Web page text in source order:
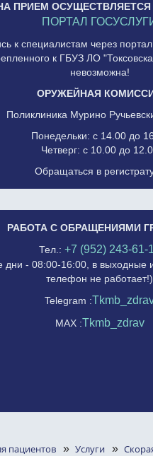
ПРИЕМ ОСУЩЕСТВЛЯЕТСЯ
ПОРТАЛ
к специалистам через
к ГБУЗ ЛО
невозможна!
ОРУЖЕЙНАЯ
Поликлиника Мурино
Понедельки: с 14.00 до
Четверг: с 10.00 до
Обращаться в
РАБОТА С ОБРАЩЕНИЯМИ
Тел.: +7 (952) 243-61-
дни - 08:00-16:00, в выходные
телефон не работает!)
Telegram :
MAX :Tkmb_zdrav
пациентов » Услуги »